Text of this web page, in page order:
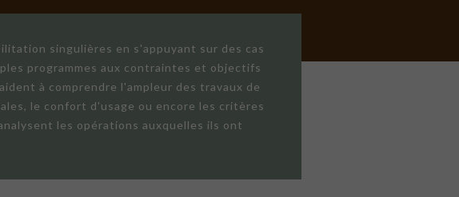
singulières en s'appuyant sur des cas
programmes aux contraintes et objectifs
à comprendre l'ampleur des travaux de
le confort d'usage ou encore les critères
les opérations auxquelles ils ont